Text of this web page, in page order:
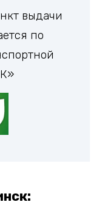
выдачи
по